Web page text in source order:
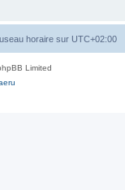
horaire sur UTC+02:00
Limited